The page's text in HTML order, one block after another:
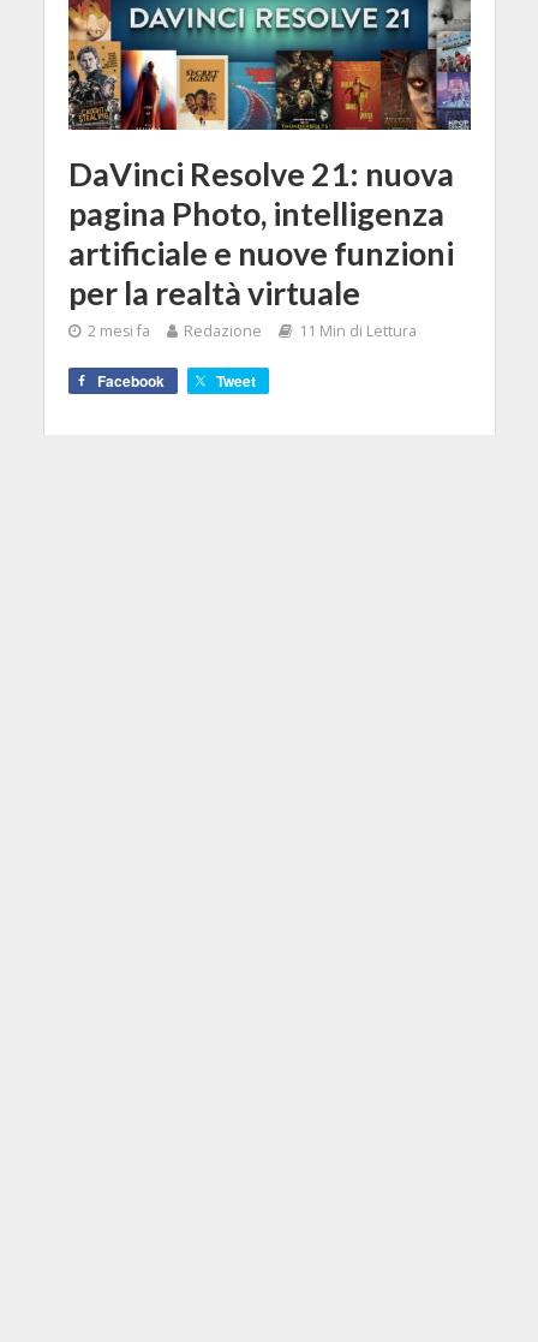
DaVinci Resolve 21: nuova
pagina Photo, intelligenza
artificiale e nuove funzioni
per la realtà virtuale
2 mesi fa Redazione 11 Min di Lettura
Facebook Tweet